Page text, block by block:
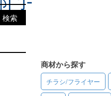
商材から探す
チラシ/フライヤー
検索